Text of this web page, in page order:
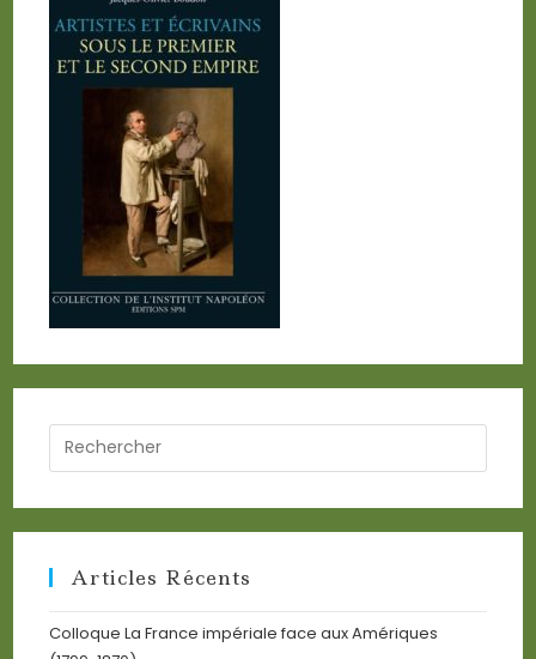
Search
for:
Articles Récents
Colloque La France impériale face aux Amériques